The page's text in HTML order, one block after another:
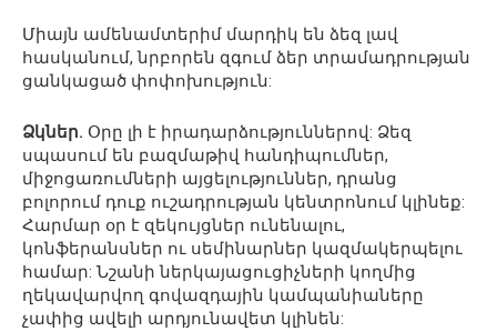
Միայն ամենամտերիմ մարդիկ են ձեզ լավ
հասկանում, նրբորեն զգում ձեր տրամադրության
ցանկացած փոփոխություն:
Ձկներ. Օրը լի է իրադարձություններով: Ձեզ
սպասում են բազմաթիվ հանդիպումներ,
միջոցառումների այցելություններ, դրանց
բոլորում դուք ուշադրության կենտրոնում կլինեք:
Հարմար օր է զեկույցներ ունենալու,
կոնֆերանսներ ու սեմինարներ կազմակերպելու
համար: Նշանի ներկայացուցիչների կողմից
ղեկավարվող գովազդային կամպանիաները
չափից ավելի արդյունավետ կլինեն: